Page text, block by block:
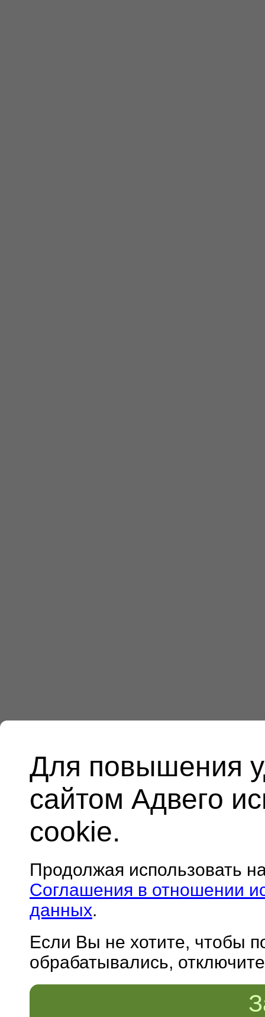
Для повышения
сайтом Адвего
cookie.
Продолжая использовать
Соглашения в отношении
данных.
Если Вы не хотите, чтобы
обрабатывались,